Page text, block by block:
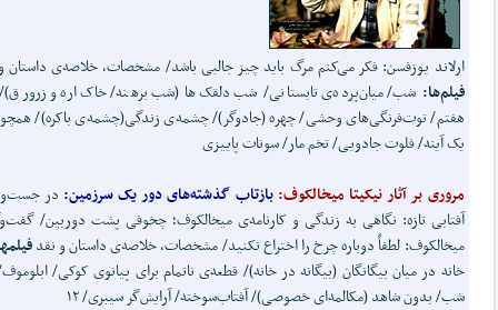
ارلاند یوزفسن: فکر می‌کنم مرگ باید چیز جالبی باشد/ مشخصات، خلاصه‌ی داستان
فیلم‌ها: شب/ میان‌پرده‌ی تابستانی/ شب دلقک‌ها (شب برهنه/ خاک‌اره و
هفتم/ توت‌فرنگی‌های وحشی/ چهره (جادوگر)/ چشمه‌ی زندگی(چشمه‌ی باکره)/
یک آینه/ فلوت جادویی/ تخم مار/ سونات پاییزی
مروری بر آثار نیکیتا میخالکوف: بازتاب گذشته‌های دور یک سرزمین: در
آفتابی تازه: نگاهی به زندگی و کارنامه‌ی میخالکوف؛ چخوفی پشت دوربین/
میخالکوف: لطفاً دوباره چرخ را اختراع نکنید/ مشخصات، خلاصه‌ی داستان و نقد
خانه در میان بیگانگان (بیگانه در خانه)/ قطعه‌ی ناتمام برای پیانوی کوکی/
شب/ بدون شاهد (مکالمه‌ای خصوصی)/ آفتاب‌سوخته/ آرایش‌گر سیبری/ ۱۲